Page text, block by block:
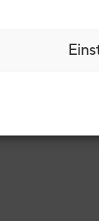
sie benutzt